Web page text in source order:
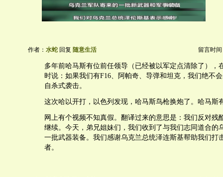
作者： 水蛇 回复 随意生活 留言时间
多年前哈马斯有位前任领导（已经被以军定点清除了），
时说：如果我们有F16、阿帕奇、导弹和坦克，我们绝不
自杀式袭击。
这次哈以开打，以色列发现，哈马斯鸟枪换炮了。哈马斯
网上有个视频不知真假。翻译过来的意思是：我们反对残
继续。今天，弟兄姐妹们，我们收到了与我们志同道合的
一批武器装备。我们感谢乌克兰总统泽连斯基帮助我们打
者。